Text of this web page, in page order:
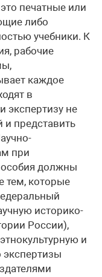
печатные или
либо
учебники. К
рабочие
каждое
в
экспертизу не
и представить
при
должны
тем, которые
историко-
России),
и
экспертизы